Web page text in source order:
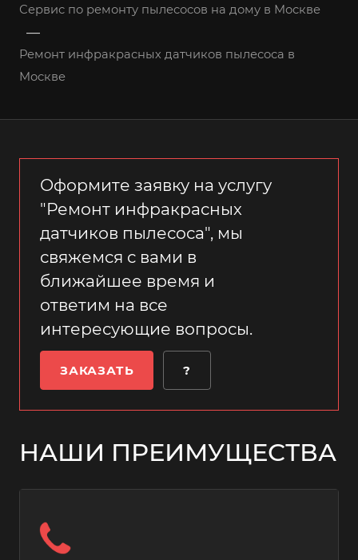
Сервис по ремонту пылесосов на дому в Москве
—
Ремонт инфракрасных датчиков пылесоса в
Москве
Оформите заявку на услугу
"Ремонт инфракрасных
датчиков пылесоса", мы
свяжемся с вами в
ближайшее время и
ответим на все
интересующие вопросы.
ЗАКАЗАТЬ ?
НАШИ ПРЕИМУЩЕСТВА